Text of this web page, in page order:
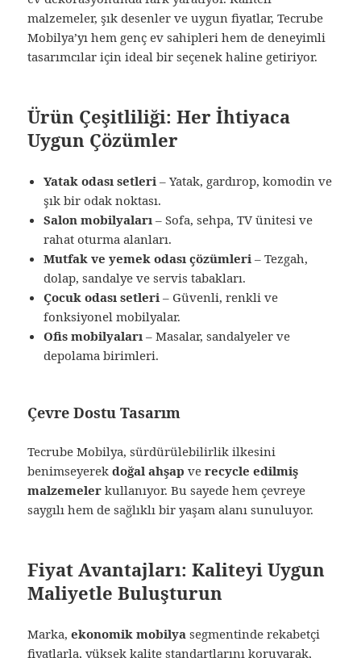
malzemeler, şık desenler ve uygun fiyatlar, Tecrube
Mobilya’yı hem genç ev sahipleri hem de deneyimli
tasarımcılar için ideal bir seçenek haline getiriyor.
Ürün Çeşitliliği: Her İhtiyaca
Uygun Çözümler
Yatak odası setleri – Yatak, gardırop, komodin ve
şık bir odak noktası.
Salon mobilyaları – Sofa, sehpa, TV ünitesi ve
rahat oturma alanları.
Mutfak ve yemek odası çözümleri – Tezgah,
dolap, sandalye ve servis tabakları.
Çocuk odası setleri – Güvenli, renkli ve
fonksiyonel mobilyalar.
Ofis mobilyaları – Masalar, sandalyeler ve
depolama birimleri.
Çevre Dostu Tasarım
Tecrube Mobilya, sürdürülebilirlik ilkesini
benimseyerekdoğal ahşap verecycle edilmiş
malzemeler kullanıyor. Bu sayede hem çevreye
saygılı hem de sağlıklı bir yaşam alanı sunuluyor.
Fiyat Avantajları: Kaliteyi Uygun
Maliyetle Buluşturun
Marka,ekonomik mobilya segmentinde rekabetçi
fiyatlarla, yüksek kalite standartlarını koruyarak,